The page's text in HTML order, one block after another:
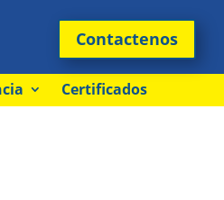
Contactenos
Certificados